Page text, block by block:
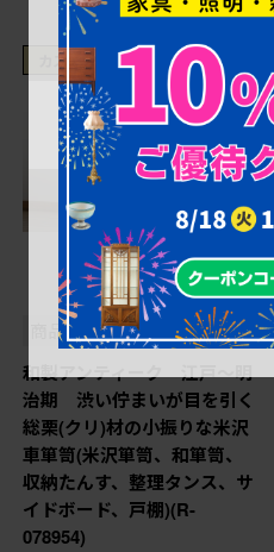
カスタムできます
¥398,200 (税込)
商品番号 R-078954
和製アンティーク 江戸〜明
治期 渋い佇まいが目を引く
総栗(クリ)材の小振りな米沢
車箪笥(米沢箪笥、和箪笥、
収納たんす、整理タンス、サ
イドボード、戸棚)(R-
078954)